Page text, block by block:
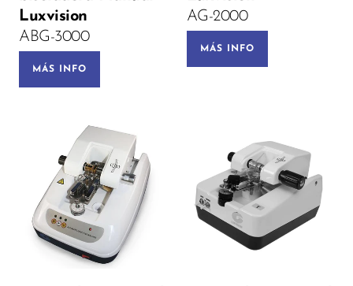
Luxvision
ABG-3000
MÁS INFO
AG-2000
MÁS INFO
Voltage: